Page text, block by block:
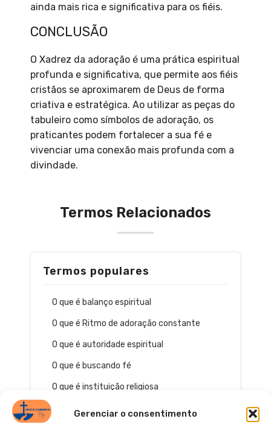
Gerenciar o consentimento
ainda mais rica e significativa para os fiéis.
CONCLUSÃO
O Xadrez da adoração é uma prática espiritual
profunda e significativa, que permite aos fiéis
cristãos se aproximarem de Deus de forma
criativa e estratégica. Ao utilizar as peças do
tabuleiro como símbolos de adoração, os
praticantes podem fortalecer a sua fé e
vivenciar uma conexão mais profunda com a
divindade.
Termos Relacionados
Termos populares
O que é balanço espiritual
O que é Ritmo de adoração constante
O que é autoridade espiritual
O que é buscando fé
O que é instituição religiosa